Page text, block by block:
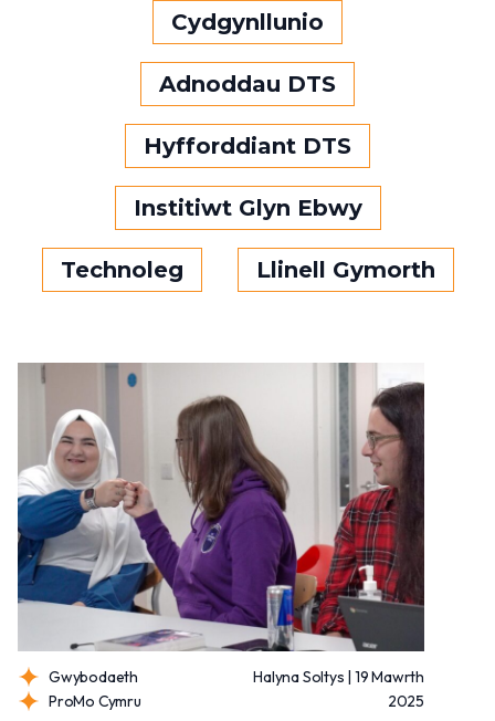
Cydgynllunio
Adnoddau DTS
Hyfforddiant DTS
Institiwt Glyn Ebwy
Technoleg Llinell Gymorth
Gwybodaeth
ProMo Cymru
Halyna Soltys | 19 Mawrth
2025